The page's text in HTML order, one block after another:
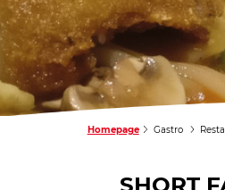
Homepage Gastro